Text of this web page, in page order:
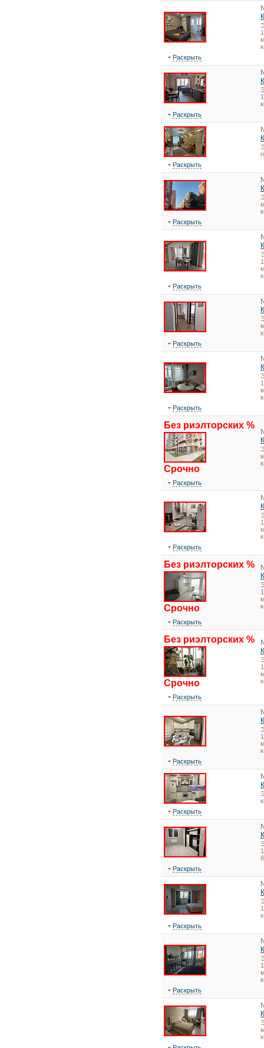
Раскрыть
Раскрыть
Раскрыть
Раскрыть
Раскрыть
Раскрыть
Раскрыть
Без риэлторских %
Срочно
Раскрыть
Раскрыть
Без риэлторских %
Срочно
Раскрыть
Без риэлторских %
Срочно
Раскрыть
Раскрыть
Раскрыть
Раскрыть
Раскрыть
Раскрыть